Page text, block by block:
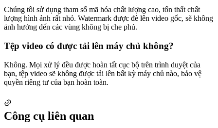
Chúng tôi sử dụng tham số mã hóa chất lượng cao, tổn thất chất
lượng hình ảnh rất nhỏ. Watermark được đè lên video gốc, sẽ không
ảnh hưởng đến các vùng không bị che phủ.
Tệp video có được tải lên máy chủ không?
Không. Mọi xử lý đều được hoàn tất cục bộ trên trình duyệt của
bạn, tệp video sẽ không được tải lên bất kỳ máy chủ nào, bảo vệ
quyền riêng tư của bạn hoàn toàn.
Công cụ liên quan